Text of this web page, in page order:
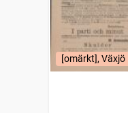
[omärkt], Växjö